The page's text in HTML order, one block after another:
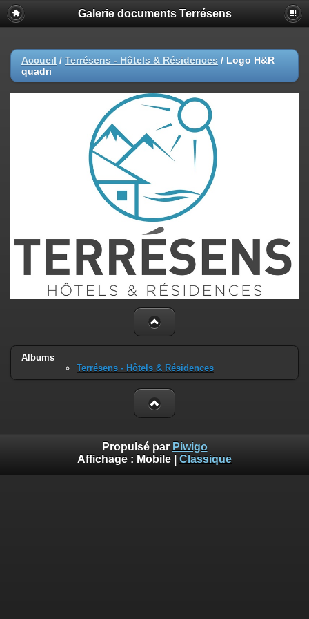
Galerie documents Terrésens
Accueil / Terrésens - Hôtels & Résidences / Logo H&R
quadri
Albums
Terrésens - Hôtels & Résidences
Propulsé par Piwigo
Affichage : Mobile Classique